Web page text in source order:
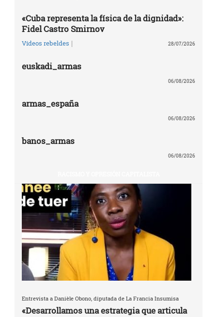
«Cuba representa la física de la dignidad»:
Fidel Castro Smirnov
Vídeos rebeldes | 28/07/2026
euskadi_armas
06/08/2026
armas_españa
06/08/2026
banos_armas
06/08/2026
Entrevista a Danièle Obono, diputada de La Francia Insumisa
«Desarrollamos una estrategia que articula